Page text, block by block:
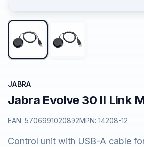
JABRA
Jabra Evolve 30 II Link
EAN: 5706991020892MPN: 14208-12
Control unit with USB-A cable